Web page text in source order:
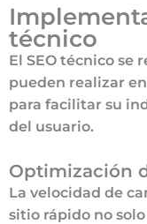
técnico
El SEO técnico se
pueden realizar
para facilitar su
del usuario.
Optimización
La velocidad de
sitio rápido no